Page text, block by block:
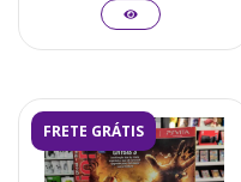
FRETE GRÁTIS